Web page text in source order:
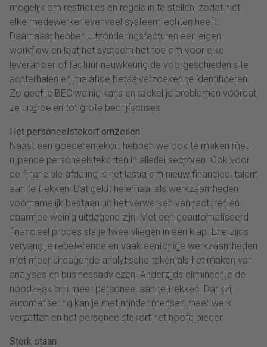
mogelijk om restricties en regels in te stellen, zodat niet
elke medewerker evenveel systeemrechten heeft.
Daarnaast hebben uitzonderingsfacturen een eigen
workflow en laat het systeem het toe om voor elke
leverancier of factuur nauwkeurig de voorgeschiedenis te
achterhalen en malafide betaalverzoeken te identificeren.
Zo geef je BEC weinig kans en tackel je problemen vóórdat
ze uitgroeien tot grote bedrijfscrises.
Het personeelstekort omzeilen
Naast een goederentekort hebben we ook te maken met
nijpende personeelstekorten in allerlei sectoren. Ook voor
de financiële afdeling is het lastig om nieuw financieel talent
aan te trekken. Dat geldt helemaal als werkzaamheden
voornamelijk bestaan uit het verwerken van facturen en
daarmee weinig uitdagend zijn. Met een geautomatiseerd
financieel proces sla je twee vliegen in één klap. Enerzijds
vervang je repeterende en vaak eentonige werkzaamheden
met meer uitdagende analytische taken als het maken van
analyses en businessadviezen. Anderzijds elimineer je de
noodzaak om meer personeel aan te trekken. Dankzij
automatisering kan je met minder mensen meer werk
verzetten en het personeelstekort het hoofd bieden.
Sterk staan